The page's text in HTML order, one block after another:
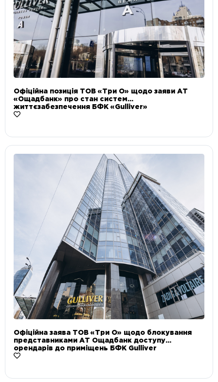
Офіційна позиція ТОВ «Три О» щодо заяви АТ
«Ощадбанк» про стан систем
життєзабезпечення БФК «Gulliver»
Офіційна заява ТОВ «Три О» щодо блокування
представниками АТ Ощадбанк доступу
орендарів до приміщень БФК Gulliver